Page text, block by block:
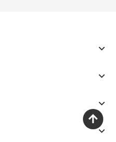

keyboard_arrow_down
keyboard_arrow_down
